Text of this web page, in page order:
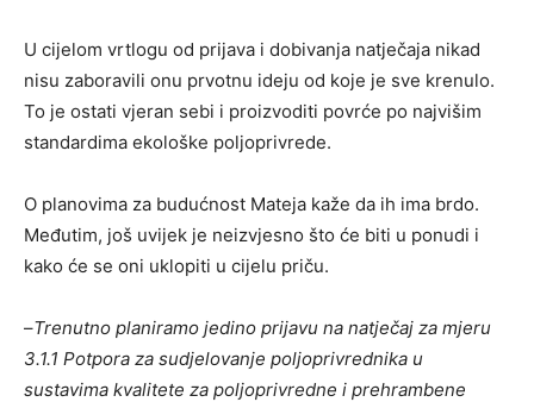
U cijelom vrtlogu od prijava i dobivanja natječaja nikad
nisu zaboravili onu prvotnu ideju od koje je sve krenulo.
To je ostati vjeran sebi i proizvoditi povrće po najvišim
standardima ekološke poljoprivrede.
O planovima za budućnost Mateja kaže da ih ima brdo.
Međutim, još uvijek je neizvjesno što će biti u ponudi i
kako će se oni uklopiti u cijelu priču.
–Trenutno planiramo jedino prijavu na natječaj za mjeru
3.1.1 Potpora za sudjelovanje poljoprivrednika u
sustavima kvalitete za poljoprivredne i prehrambene